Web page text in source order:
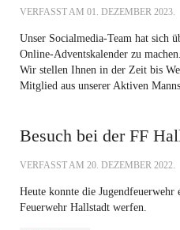
VERFASST AM 01. DEZEMBER 2023.
Unser Socialmedia-Team hat sich
Online-Adventskalender zu machen.
Wir stellen Ihnen in der Zeit bis
Mitglied aus unserer Aktiven
Besuch bei der FF
VERFASST AM 20. DEZEMBER 2022.
Heute konnte die
Feuerwehr Hallstadt werfen.